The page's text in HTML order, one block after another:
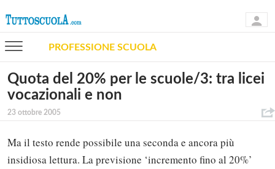
PROFESSIONE SCUOLA
Quota del 20% per le scuole/3: tra licei
vocazionali e non
23 ottobre 2005
Ma il testo rende possibile una seconda e ancora più
insidiosa lettura. La previsione ‘incremento fino al 20%’